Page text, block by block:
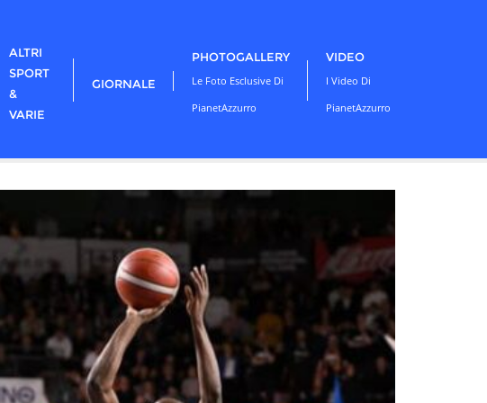
ALTRI
SPORT
&
VARIE
GIORNALE
PHOTOGALLERY
Le Foto Esclusive Di
PianetAzzurro
VIDEO
I Video Di
PianetAzzurro